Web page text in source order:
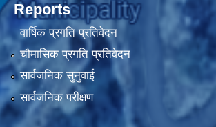
Reports
वार्षिक प्रगति प्रतिवेदन
चौमासिक प्रगति प्रतिवेदन
सार्वजनिक सुनुवाई
सार्वजनिक परीक्षण